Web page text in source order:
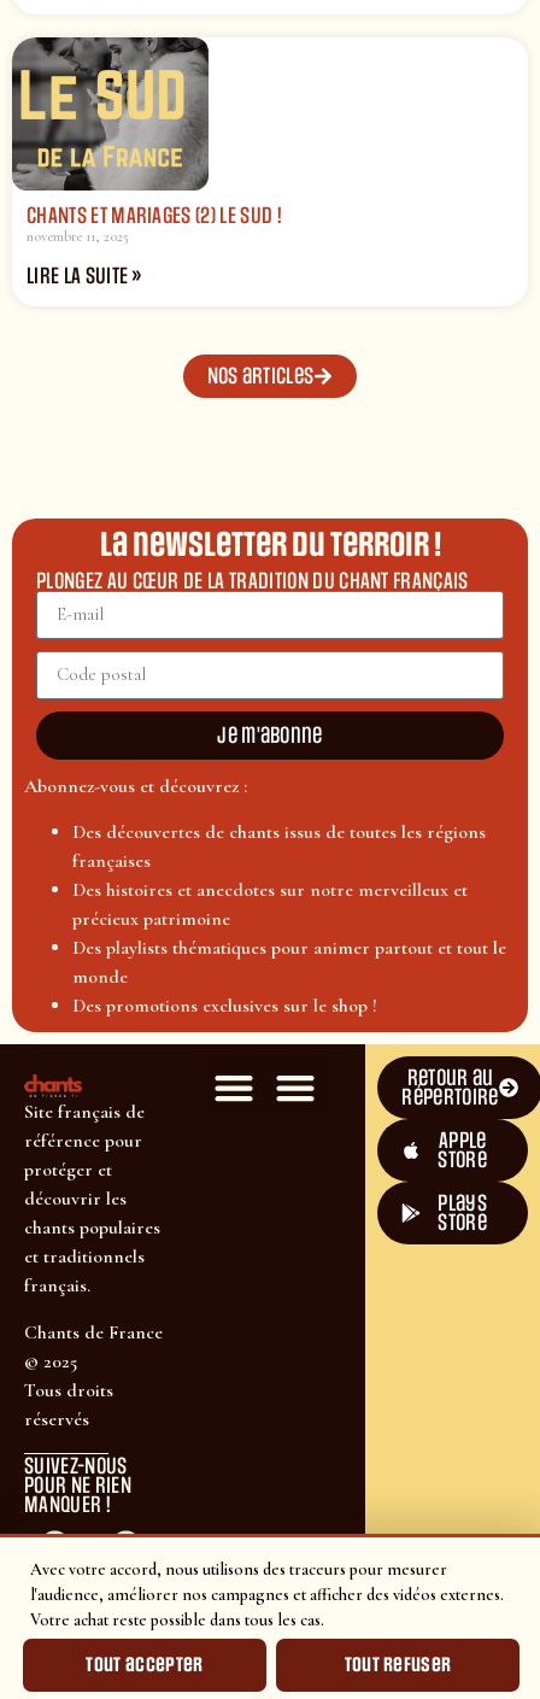
Avec votre accord, nous utilisons des traceurs pour mesurer
l'audience, améliorer nos campagnes et afficher des vidéos externes.
Votre achat reste possible dans tous les cas.
Tout accepter Tout refuser
CHANTS ET MARIAGES (2) LE SUD !
novembre 11, 2025
LIRE LA SUITE »
Nos articles
La newsletter du terroir !
PLONGEZ AU CŒUR DE LA TRADITION DU CHANT FRANÇAIS
Je m'abonne
Abonnez-vous et découvrez :
Des découvertes de chants issus de toutes les régions
françaises
Des histoires et anecdotes sur notre merveilleux et
précieux patrimoine
Des playlists thématiques pour animer partout et tout le
monde
Des promotions exclusives sur le shop !
Site français de
référence pour
protéger et
découvrir les
chants populaires
et traditionnels
français.
Chants de France
© 2025
Tous droits
réservés
SUIVEZ-NOUS
POUR NE RIEN
MANQUER !
Retour au
répertoire
Apple
Store
plays
store